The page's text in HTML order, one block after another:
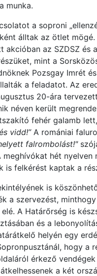
munka.
a soproni
álltak az ötlet mögé.
akcióban az SZDSZ és
mint a
Pozsgay Imrét
a feladatot. Az
20-ára
néven került
fehér galamb
vidd!”A romániai
falrombolást!"
meghívókat hét nyelven
is felkérést kaptak a
is
a szervezést,
A Határőrség is
és a
helyén egy
hogy a
érkező
a két